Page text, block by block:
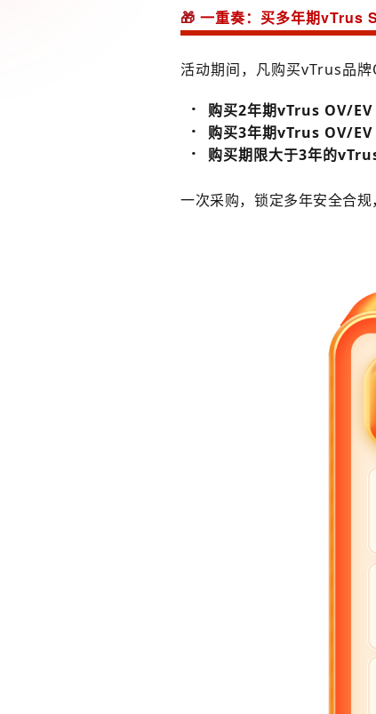
🎁一重奏：买多年期vTrus
活动期间，凡购买vTrus品牌
· 购买2年期vTrus OV/EV
· 购买3年期vTrus OV/EV
· 购买期限大于3年的
一次采购，锁定多年安全合规